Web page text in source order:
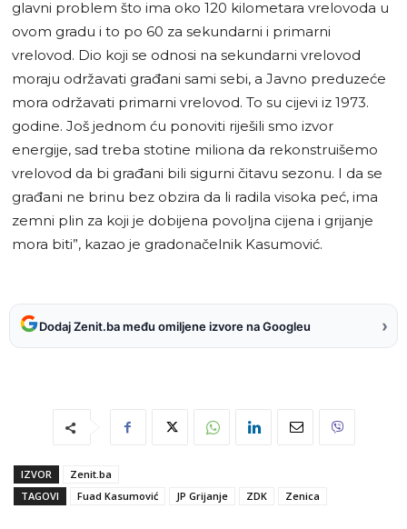
glavni problem što ima oko 120 kilometara vrelovoda u
ovom gradu i to po 60 za sekundarni i primarni
vrelovod. Dio koji se odnosi na sekundarni vrelovod
moraju održavati građani sami sebi, a Javno preduzeće
mora održavati primarni vrelovod. To su cijevi iz 1973.
godine. Još jednom ću ponoviti riješili smo izvor
energije, sad treba stotine miliona da rekonstruišemo
vrelovod da bi građani bili sigurni čitavu sezonu. I da se
građani ne brinu bez obzira da li radila visoka peć, ima
zemni plin za koji je dobijena povoljna cijena i grijanje
mora biti”, kazao je gradonačelnik Kasumović.
Dodaj Zenit.ba među omiljene izvore na Googleu ›
IZVOR
Zenit.ba
TAGOVI
Fuad Kasumović JP Grijanje ZDK Zenica